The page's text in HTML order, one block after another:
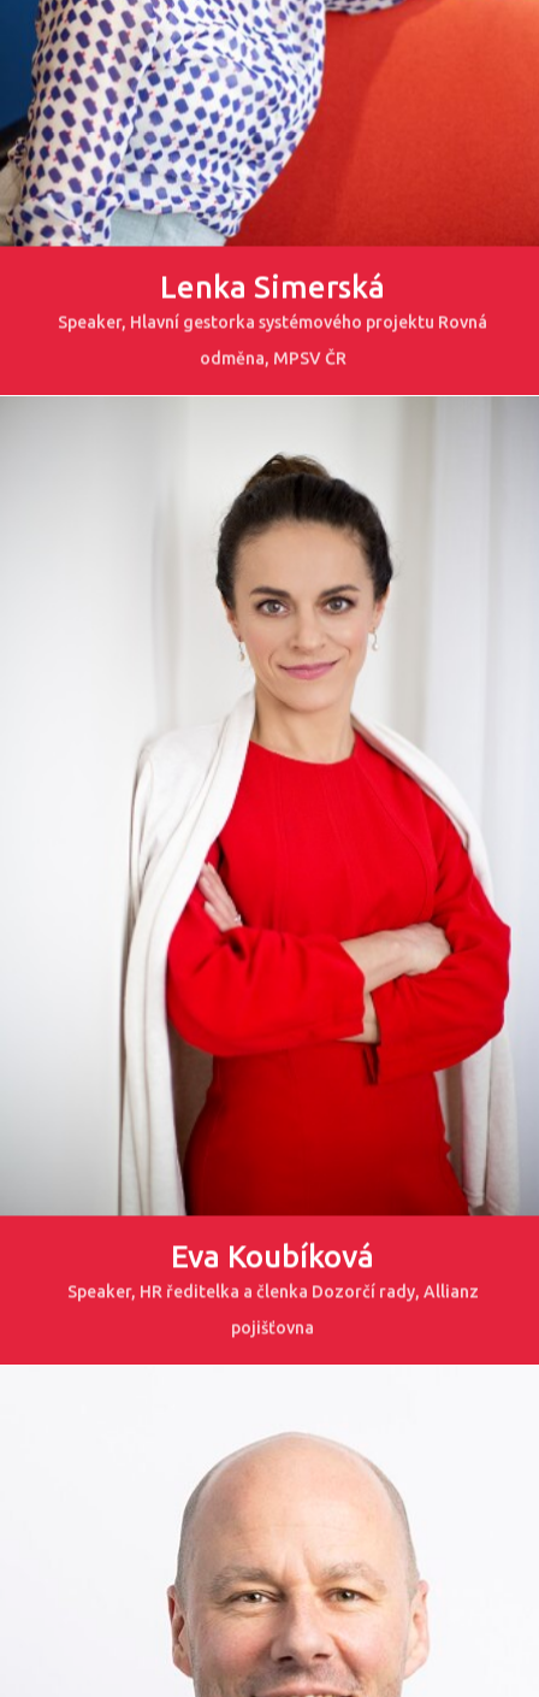
Lenka Simerská
Speaker, Hlavní gestorka systémového projektu Rovná
odměna, MPSV ČR
Eva Koubíková
Speaker, HR ředitelka a členka Dozorčí rady, Allianz
pojišťovna